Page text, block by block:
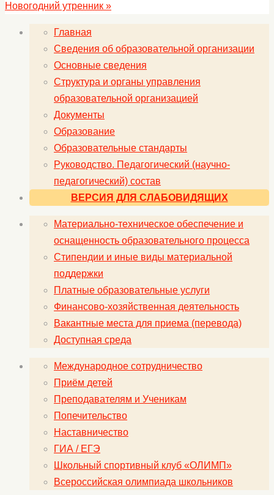
Новогодний утренник »
Главная
Сведения об образовательной организации
Основные сведения
Структура и органы управления
образовательной организацией
Документы
Образование
Образовательные стандарты
Руководство. Педагогический (научно-
педагогический) состав
ВЕРСИЯ ДЛЯ СЛАБОВИДЯЩИХ
Материально-техническое обеспечение и
оснащенность образовательного процесса
Стипендии и иные виды материальной
поддержки
Платные образовательные услуги
Финансово-хозяйственная деятельность
Вакантные места для приема (перевода)
Доступная среда
Международное сотрудничество
Приём детей
Преподавателям и Ученикам
Попечительство
Наставничество
ГИА / ЕГЭ
Школьный спортивный клуб «ОЛИМП»
Всероссийская олимпиада школьников